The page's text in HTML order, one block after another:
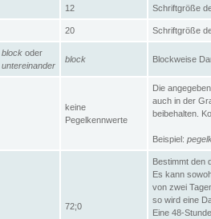
12 Schriftgröße
20 Schriftgröße
block oder
untereinander
block Blockweise
keine
Pegelkennwerte
Die
auch in der
beibehalten.
Beispiel:
72;0
Bestimmt den
Es kann
von zwei
so wird eine
Eine 48-